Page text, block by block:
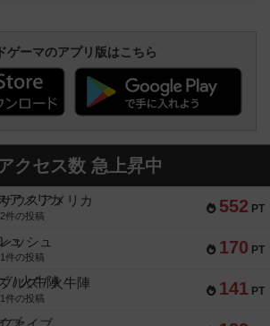
ゲーマのアプリ版はこちら
クセス数 急上昇中
552 PT
ウスアメリカ
2件の投稿
170 PT
ッシュ
1件の投稿
141 PT
ルズ / 火牛陣
1件の投稿